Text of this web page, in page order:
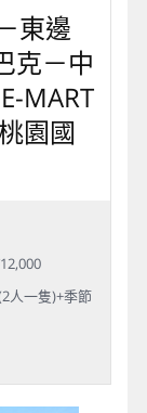
東邊
克－中
MART
園國
人一隻)+季節